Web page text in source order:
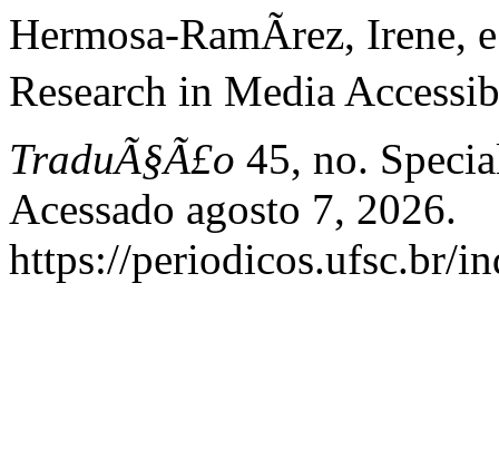
Hermosa-RamÃ­rez, Irene,
Research in Media
TraduÃ§Ã£o 45, no.
Acessado agosto 7, 2026.
https://periodicos.ufsc.br/